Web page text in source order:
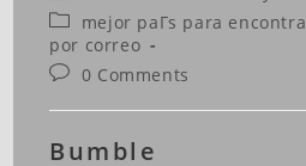
mejor paГ­s para
por correo
0 Comments
Bumble